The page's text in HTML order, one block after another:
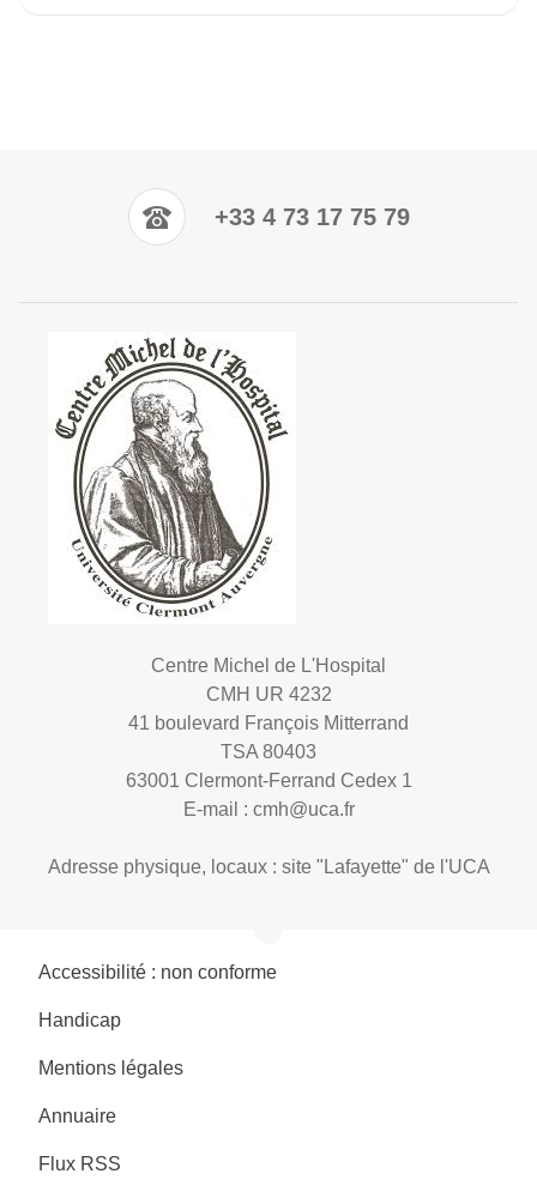
+33 4 73 17 75 79
Centre Michel de L'Hospital
CMH UR 4232
41 boulevard François Mitterrand
TSA 80403
63001 Clermont-Ferrand Cedex 1
E-mail : cmh@uca.fr
Adresse physique, locaux : site "Lafayette" de l'UCA
Accessibilité : non conforme
Handicap
Mentions légales
Annuaire
Flux RSS